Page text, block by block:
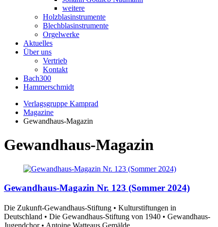
weitere
Holzblasinstrumente
Blechblasinstrumente
Orgelwerke
Aktuelles
Über uns
Vertrieb
Kontakt
Bach300
Hammerschmidt
Verlagsgruppe Kamprad
Magazine
Gewandhaus-Magazin
Gewandhaus-Magazin
Gewandhaus-Magazin Nr. 123 (Sommer 2024)
Die Zukunft-Gewandhaus-Stiftung • Kulturstiftungen in
Deutschland • Die Gewandhaus-Stiftung von 1940 • Gewandhaus-
Jugendchor • Antoine Watteaus Gemälde